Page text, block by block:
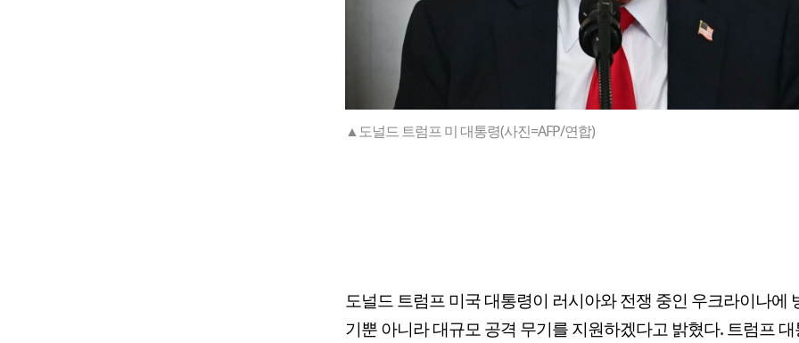
▲도널드 트럼프 미 대통령(사진=AFP/연합)
도널드 트럼프 미국 대통령이 러시아와 전쟁 중인 우크라이나에
기뿐 아니라 대규모 공격 무기를 지원하겠다고 밝혔다. 트럼프